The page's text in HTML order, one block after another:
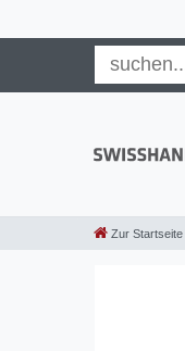
Zur Startseite